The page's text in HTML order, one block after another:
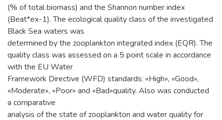
(% of total biomass) and the Shannon number index
(Beat*ex-1). The ecological quality class of the investigated
Black Sea waters was
determined by the zooplankton integrated index (EQR). The
quality class was assessed on a 5 point scale in accordance
with the EU Water
Framework Directive (WFD) standards: «High», «Good»,
«Moderate», «Poor» and «Bad»quality. Also was conducted
a comparative
analysis of the state of zooplankton and water quality for